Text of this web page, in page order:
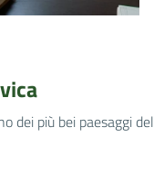
dei più bei paesaggi del